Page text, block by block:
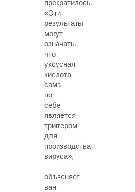
прекратилось.
«Эти
результаты
могут
означать,
что
уксусная
кислота
сама
по
себе
является
триггером
для
производства
вируса»,
—
объясняет
ван